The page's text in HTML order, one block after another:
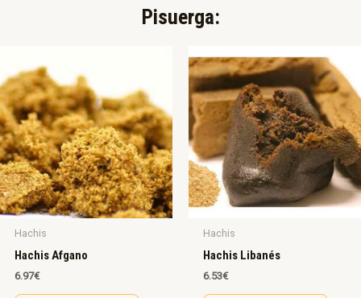
Pisuerga:​
Hachis
Hachis Afgano
6.97€
Hachis
Hachis Libanés
6.53€